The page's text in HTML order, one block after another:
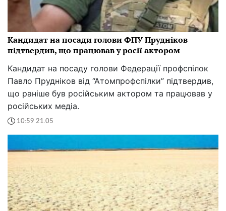
Кандидат на посади голови ФПУ Прудніков
підтвердив, що працював у росії актором
Кандидат на посаду голови Федерації профспілок
Павло Прудніков від “Атомпрофспілки” підтвердив,
що раніше був російським актором та працював у
російських медіа.
10:59 21.05